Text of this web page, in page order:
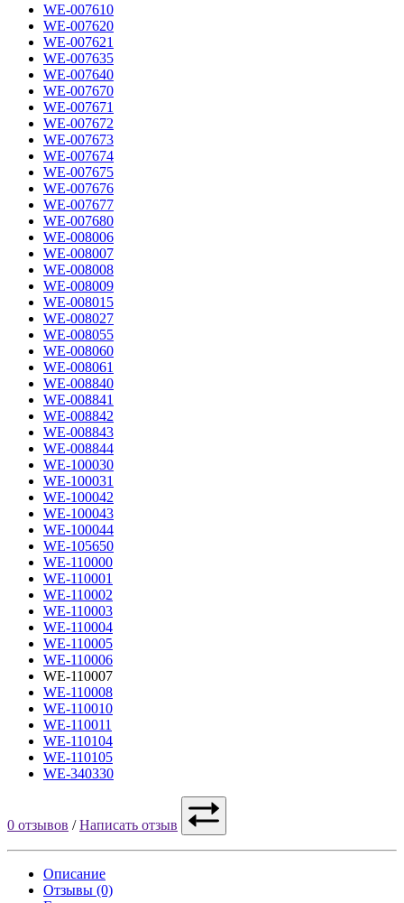
WE-007610
WE-007620
WE-007621
WE-007635
WE-007640
WE-007670
WE-007671
WE-007672
WE-007673
WE-007674
WE-007675
WE-007676
WE-007677
WE-007680
WE-008006
WE-008007
WE-008008
WE-008009
WE-008015
WE-008027
WE-008055
WE-008060
WE-008061
WE-008840
WE-008841
WE-008842
WE-008843
WE-008844
WE-100030
WE-100031
WE-100042
WE-100043
WE-100044
WE-105650
WE-110000
WE-110001
WE-110002
WE-110003
WE-110004
WE-110005
WE-110006
WE-110007
WE-110008
WE-110010
WE-110011
WE-110104
WE-110105
WE-340330
0 отзывов /Написать отзыв
Описание
Отзывы (0)